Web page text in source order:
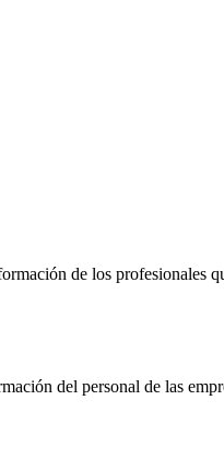
de los profesionales
del personal de las